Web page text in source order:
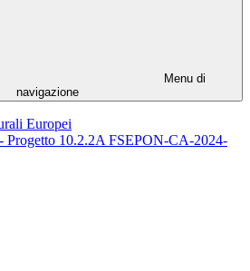
Menu di
navigazione
Europei
Progetto 10.2.2A FSEPON-CA-2024-